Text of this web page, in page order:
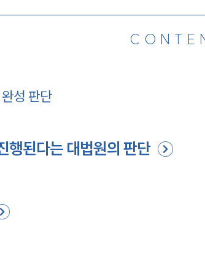
성 판단
행된다는 대법원의 판단